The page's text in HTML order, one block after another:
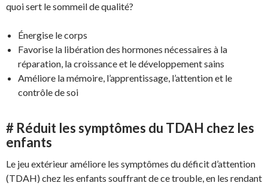
quoi sert le sommeil de qualité?
Énergise le corps
Favorise la libération des hormones nécessaires à la
réparation, la croissance et le développement sains
Améliore la mémoire, l’apprentissage, l’attention et le
contrôle de soi
# Réduit les symptômes du TDAH chez les
enfants
Le jeu extérieur améliore les symptômes du déficit d’attention
(TDAH) chez les enfants souffrant de ce trouble, en les rendant